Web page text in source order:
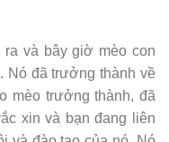
ra và bây giờ mèo con
Nó đã trưởng thành về
mèo trưởng thành, đã
xin và bạn đang liên